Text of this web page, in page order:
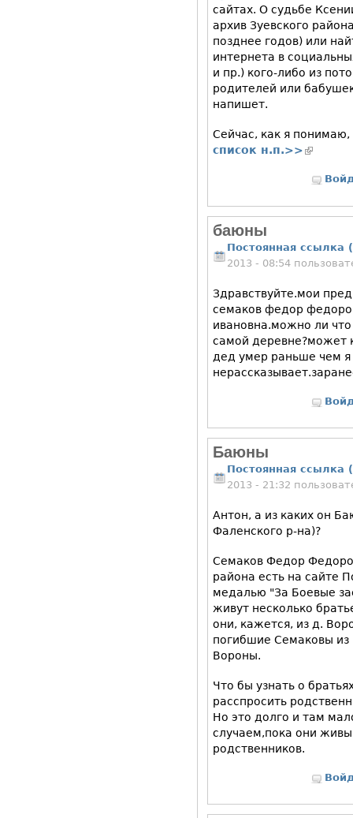
сайтах. О судьбе
архив Зуевского
позднее годов) или
интернета в
и пр.) кого-либо из
родителей или
напишет.
Сейчас, как я
список н.п.>>
баюны
Постоянная ссылка
2013 - 08:54
Здравствуйте.мои
семаков федор
ивановна.можно ли что
самой деревне?может
дед умер раньше чем я
Баюны
Постоянная ссылка
2013 - 21:32
Антон, а из каких он
Фаленского р-на)?
Семаков Федор
района есть на сайте
медалью "За Боевые
живут несколько
они, кажется, из д.
погибшие Семаковы
Вороны.
Что бы узнать о
расспросить
Но это долго и там
случаем,пока они
родственников.